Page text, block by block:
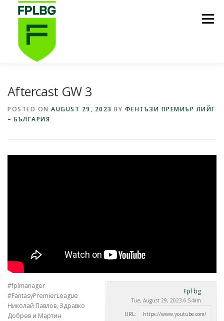
Menu
ФУТБОЛНА СТИПЕНДИЯ FPL BG
Aftercast GW 3
POSTED ON AUGUST 29, 2023 BY ФЕНТЪЗИ ПРЕМИЪР ЛИЙГ
– БЪЛГАРИЯ
Fpl bg
Tue, August 29, 2023 6:54am
URL:
#fplmanager
#FantasyPremierLeague
Николай Павлов, Здравко
Добрев и Мартин